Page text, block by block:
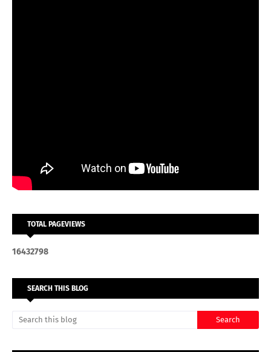
TOTAL PAGEVIEWS
16432798
SEARCH THIS BLOG